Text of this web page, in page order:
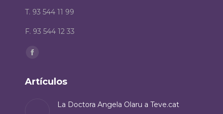
T. 93 544 11 99
F. 93 544 12 33
Encuéntranos en:
opens
Artículos
La Doctora Angela Olaru a Teve.cat